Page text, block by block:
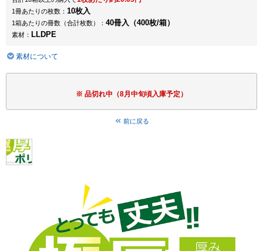
1冊あたりの枚数： 10枚入
1箱あたりの冊数（合計枚数）： 40冊入（400枚/箱）
素材： LLDPE
素材について
品切れ中（8月中旬頃入庫予定）
前に戻る